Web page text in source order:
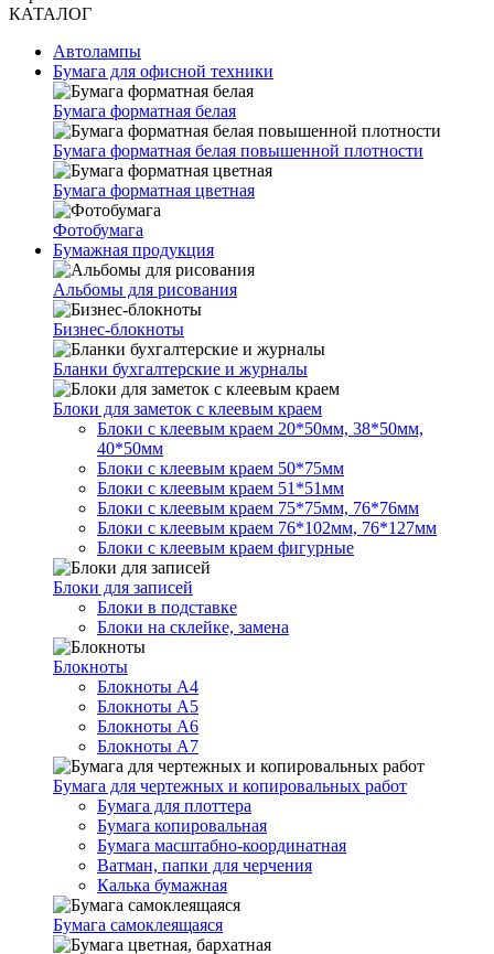
КАТАЛОГ
Автолампы
Бумага для офисной техники
Бумага форматная белая
Бумага форматная белая повышенной плотности
Бумага форматная цветная
Фотобумага
Бумажная продукция
Альбомы для рисования
Бизнес-блокноты
Бланки бухгалтерские и журналы
Блоки для заметок с клеевым краем
Блоки с клеевым краем 20*50мм, 38*50мм,
40*50мм
Блоки с клеевым краем 50*75мм
Блоки с клеевым краем 51*51мм
Блоки с клеевым краем 75*75мм, 76*76мм
Блоки с клеевым краем 76*102мм, 76*127мм
Блоки с клеевым краем фигурные
Блоки для записей
Блоки в подставке
Блоки на склейке, замена
Блокноты
Блокноты А4
Блокноты А5
Блокноты А6
Блокноты А7
Бумага для чертежных и копировальных работ
Бумага для плоттера
Бумага копировальная
Бумага масштабно-координатная
Ватман, папки для черчения
Калька бумажная
Бумага самоклеящаяся